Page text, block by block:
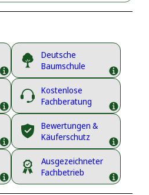
Deutsche
Baumschule
Kostenlose
Fachberatung
Bewertungen &
Käuferschutz
Ausgezeichneter
Fachbetrieb